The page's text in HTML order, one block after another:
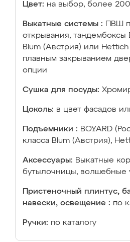
Цвет: на выбор, более
Выкатные системы :
ПВШ
открывания, тандембоксы
Blum (Австрия) или
плавным закрыванием
опции
Сушка для посуды:
Цоколь: в цвет фасадов
Подъемники : BOYARD
класса Blum (Австрия),
Аксессуары: Выкатные
бутылочницы, волшебные
Пристеночный плинтус,
навески, освещение : по
Ручки: по каталогу